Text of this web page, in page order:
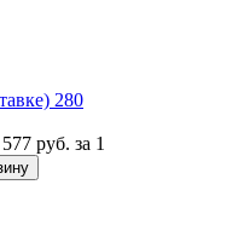
280
руб. за 1